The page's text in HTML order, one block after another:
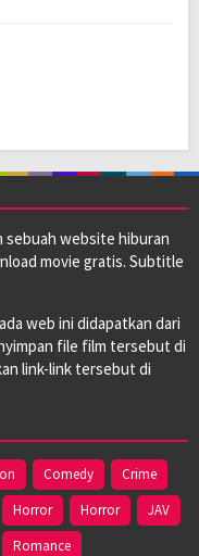
sebuah website hiburan
movie gratis. Subtitle
web ini didapatkan dari
file film tersebut di
link-link tersebut di
Comedy
Crime
Horror Horror
JAV
Romance